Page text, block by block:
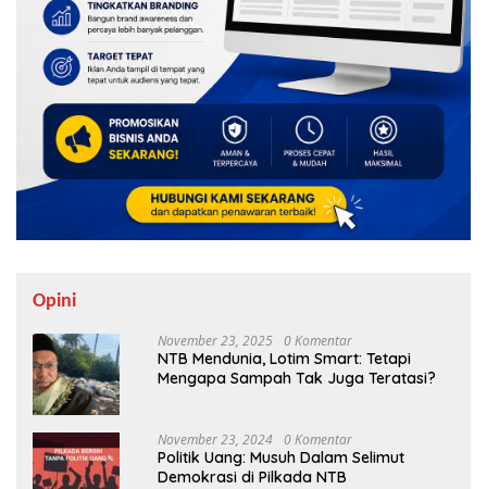
Opini
November 23, 2025 0 Komentar
NTB Mendunia, Lotim Smart: Tetapi
Mengapa Sampah Tak Juga Teratasi?
November 23, 2024 0 Komentar
Politik Uang: Musuh Dalam Selimut
Demokrasi di Pilkada NTB